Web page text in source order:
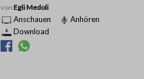
von Egli Medoli
Anschauen
Anhören
Download